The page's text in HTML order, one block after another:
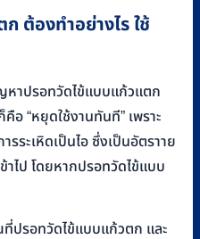
ต้องทำอย่างไร ใช้
หาปรอทวัดไข้แบบแก้วแตก
อ “หยุดใช้งานทันที” เพราะ
ระเหิดเป็นไอ ซึ่งเป็นอัตราาย
ไป โดยหากปรอทวัดไข้แบบ
ปรอทวัดไข้แบบแก้วตก และ